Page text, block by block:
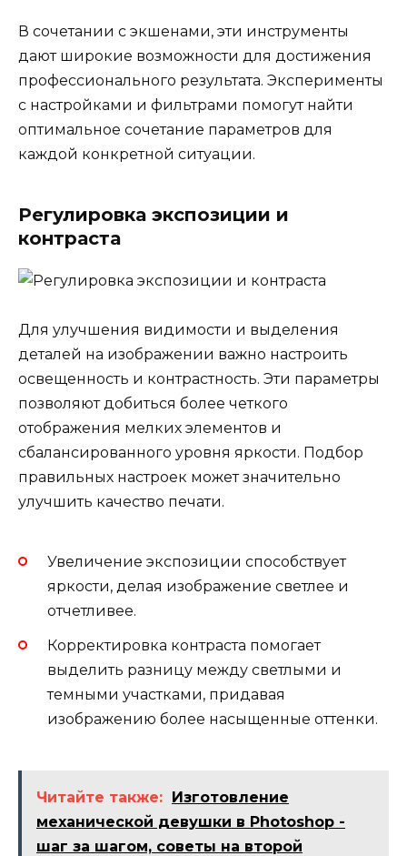
В сочетании с экшенами, эти инструменты
дают широкие возможности для достижения
профессионального результата. Эксперименты
с настройками и фильтрами помогут найти
оптимальное сочетание параметров для
каждой конкретной ситуации.
Регулировка экспозиции и
контраста
Для улучшения видимости и выделения
деталей на изображении важно настроить
освещенность и контрастность. Эти параметры
позволяют добиться более четкого
отображения мелких элементов и
сбалансированного уровня яркости. Подбор
правильных настроек может значительно
улучшить качество печати.
Увеличение экспозиции способствует
яркости, делая изображение светлее и
отчетливее.
Корректировка контраста помогает
выделить разницу между светлыми и
темными участками, придавая
изображению более насыщенные оттенки.
Читайте также: Изготовление
механической девушки в Photoshop -
шаг за шагом, советы на второй